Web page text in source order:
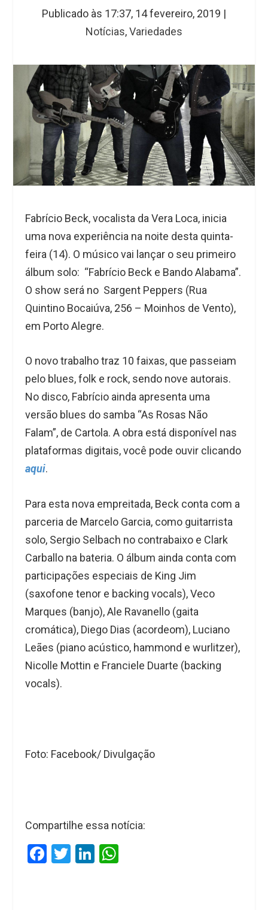
Publicado às 17:37, 14 fevereiro, 2019 |
Notícias,Variedades
Fabrício Beck, vocalista da Vera Loca, inicia
uma nova experiência na noite desta quinta-
feira (14). O músico vai lançar o seu primeiro
álbum solo: “Fabrício Beck e Bando Alabama”.
O show será no Sargent Peppers (Rua
Quintino Bocaiúva, 256 – Moinhos de Vento),
em Porto Alegre.
O novo trabalho traz 10 faixas, que passeiam
pelo blues, folk e rock, sendo nove autorais.
No disco, Fabrício ainda apresenta uma
versão blues do samba “As Rosas Não
Falam”, de Cartola. A obra está disponível nas
plataformas digitais, você pode ouvir clicando
aqui.
Para esta nova empreitada, Beck conta com a
parceria de Marcelo Garcia, como guitarrista
solo, Sergio Selbach no contrabaixo e Clark
Carballo na bateria. O álbum ainda conta com
participações especiais de King Jim
(saxofone tenor e backing vocals), Veco
Marques (banjo), Ale Ravanello (gaita
cromática), Diego Dias (acordeom), Luciano
Leães (piano acústico, hammond e wurlitzer),
Nicolle Mottin e Franciele Duarte (backing
vocals).
Foto: Facebook/ Divulgação
Compartilhe essa notícia:
F
T
Li